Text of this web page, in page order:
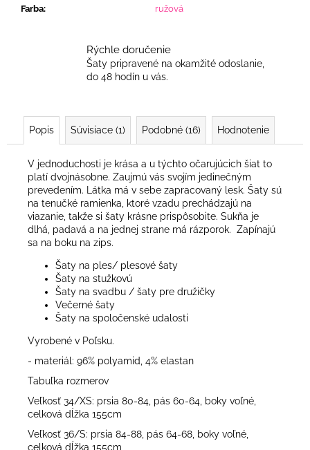
Farba: ružová
Rýchle doručenie
Šaty pripravené na okamžité odoslanie,
do 48 hodín u vás.
Popis Súvisiace (1) Podobné (16) Hodnotenie
V jednoduchosti je krása a u týchto očarujúcich šiat to
platí dvojnásobne. Zaujmú vás svojím jedinečným
prevedením. Látka má v sebe zapracovaný lesk. Šaty sú
na tenučké ramienka, ktoré vzadu prechádzajú na
viazanie, takže si šaty krásne prispôsobite. Sukňa je
dlhá, padavá a na jednej strane má rázporok. Zapínajú
sa na boku na zips.
Šaty na ples/ plesové šaty
Šaty na stužkovú
Šaty na svadbu / šaty pre družičky
Večerné šaty
Šaty na spoločenské udalosti
Vyrobené v Poľsku.
- materiál: 96% polyamid, 4% elastan
Tabuľka rozmerov
Veľkosť 34/XS: prsia 80-84, pás 60-64, boky voľné,
celková dĺžka 155cm
Veľkosť 36/S: prsia 84-88, pás 64-68, boky voľné,
celková dĺžka 155cm